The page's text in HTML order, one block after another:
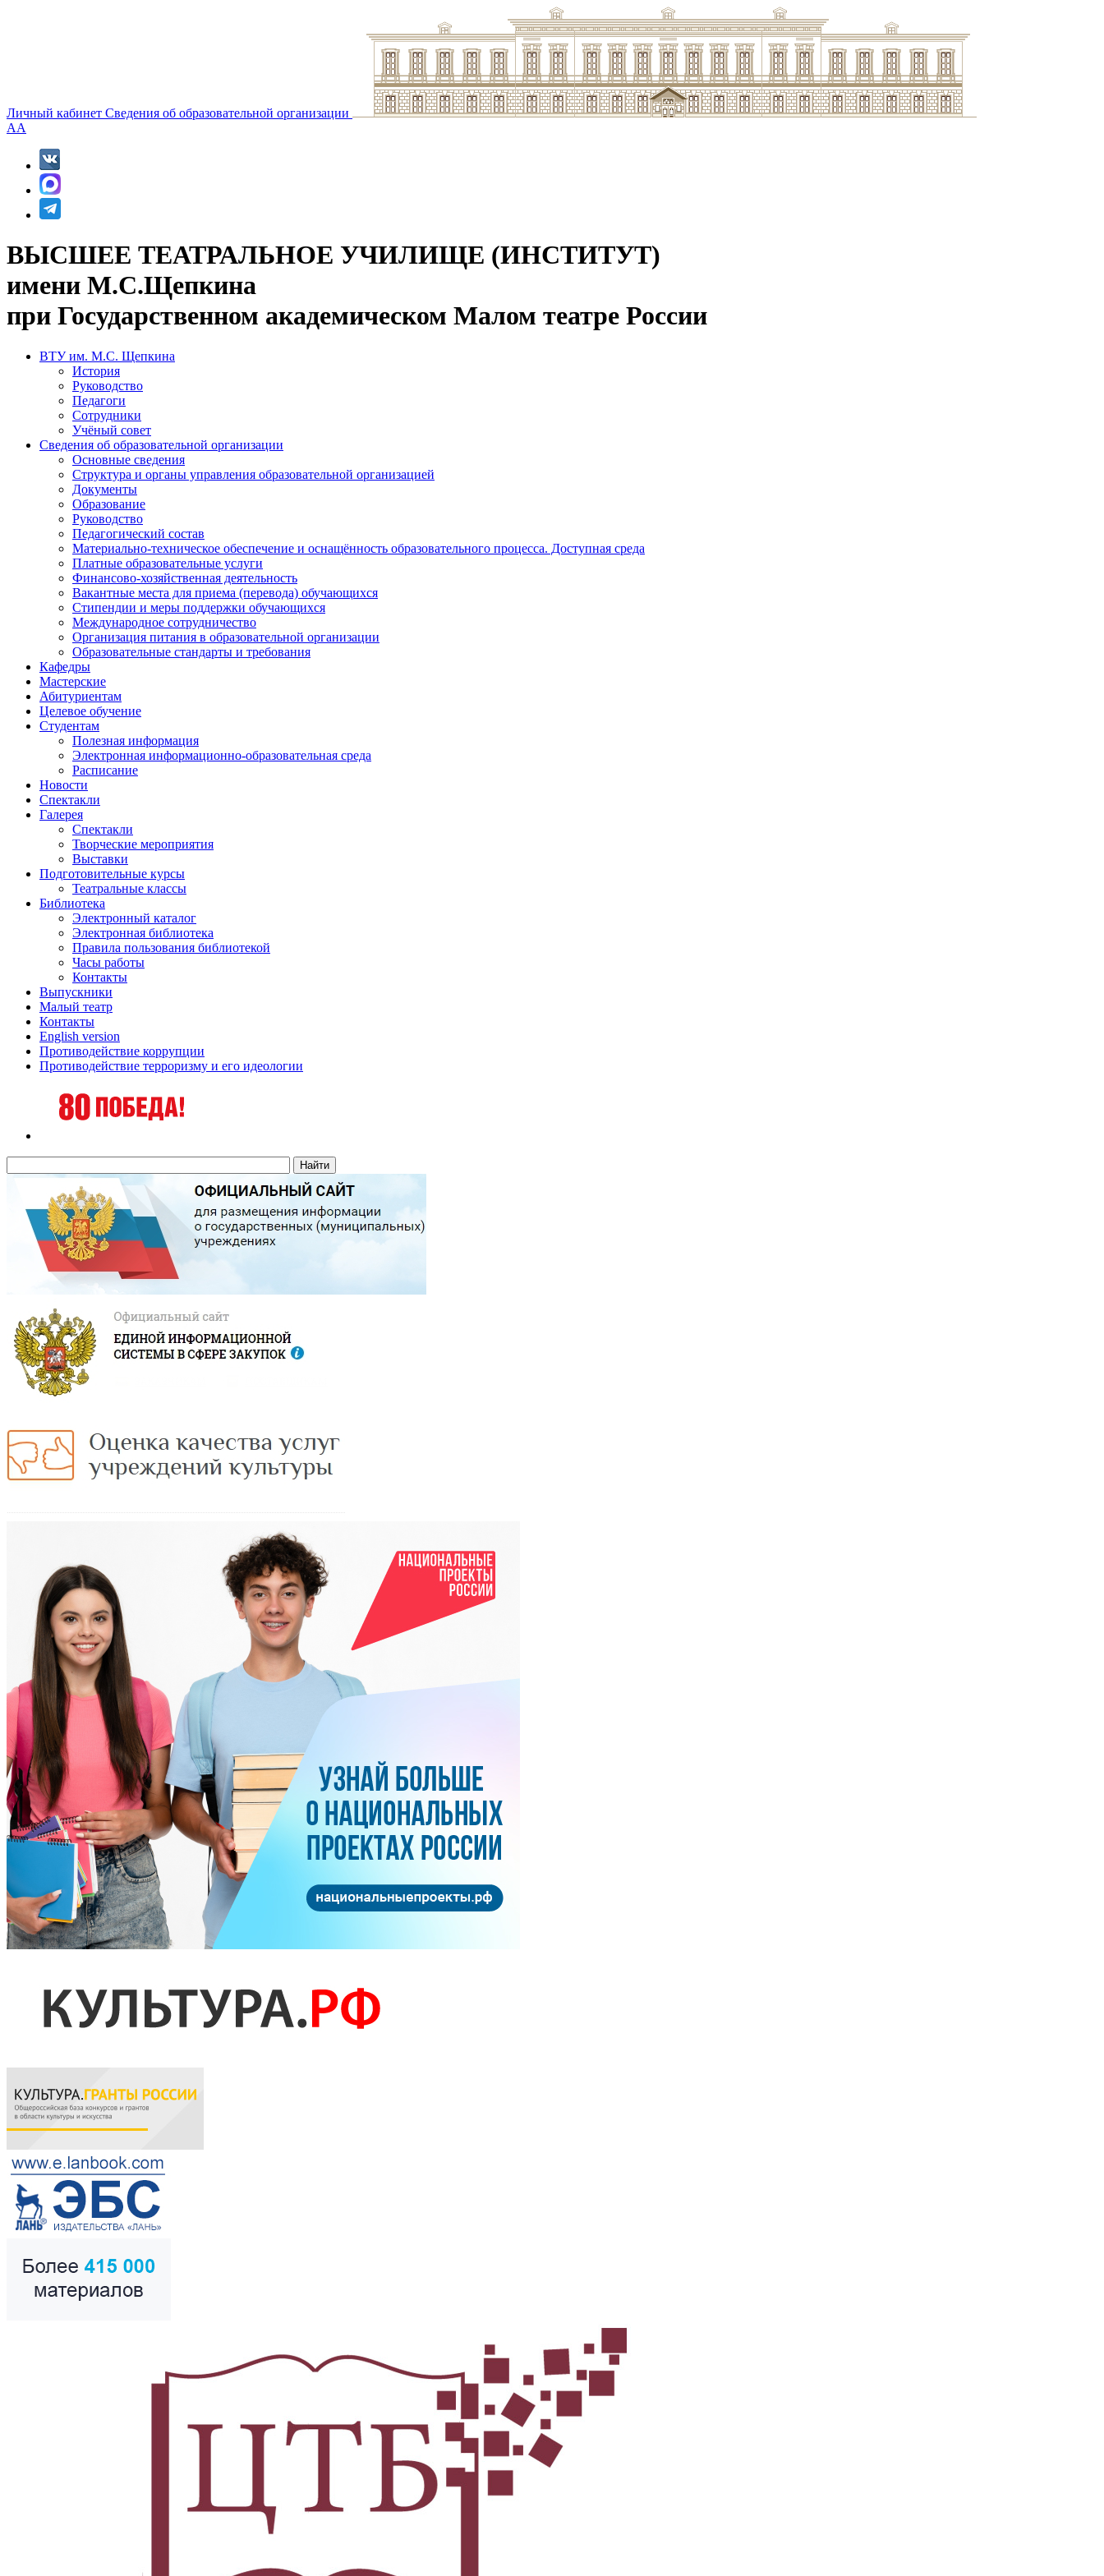
Личный кабинет Сведения об образовательной организации
AA
ВЫСШЕЕ ТЕАТРАЛЬНОЕ УЧИЛИЩЕ (ИНСТИТУТ)
имени М.С.Щепкина
при Государственном академическом Малом театре России
ВТУ им. М.С. Щепкина
История
Руководство
Педагоги
Сотрудники
Учёный совет
Сведения об образовательной организации
Основные сведения
Структура и органы управления образовательной организацией
Документы
Образование
Руководство
Педагогический состав
Материально-техническое обеспечение и оснащённость образовательного процесса. Доступная среда
Платные образовательные услуги
Финансово-хозяйственная деятельность
Вакантные места для приема (перевода) обучающихся
Стипендии и меры поддержки обучающихся
Международное сотрудничество
Организация питания в образовательной организации
Образовательные стандарты и требования
Кафедры
Мастерские
Абитуриентам
Целевое обучение
Студентам
Полезная информация
Электронная информационно-образовательная среда
Расписание
Новости
Спектакли
Галерея
Спектакли
Творческие мероприятия
Выставки
Подготовительные курсы
Театральные классы
Библиотека
Электронный каталог
Электронная библиотека
Правила пользования библиотекой
Часы работы
Контакты
Выпускники
Малый театр
Контакты
English version
Противодействие коррупции
Противодействие терроризму и его идеологии